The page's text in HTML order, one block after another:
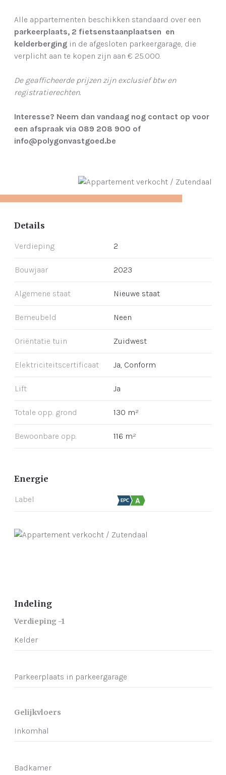
Alle appartementen beschikken standaard over een
parkeerplaats, 2 fietsenstaanplaatsen en
kelderberging in de afgesloten parkeergarage, die
verplicht aan te kopen zijn aan € 25.000.
De geafficheerde prijzen zijn exclusief btw en
registratierechten.
Interesse? Neem dan vandaag nog contact op voor
een afspraak via 089 208 900 of
info@polygonvastgoed.be
Details
Verdieping 2
Bouwjaar 2023
Algemene staat Nieuwe staat
Bemeubeld Neen
Oriëntatie tuin Zuidwest
Elektriciteitscertificaat Ja, Conform
Lift Ja
Totale opp. grond 130 m²
Bewoonbare opp. 116 m²
Energie
Label
Indeling
Verdieping -1
Kelder
Parkeerplaats in parkeergarage
Gelijkvloers
Inkomhal
Badkamer